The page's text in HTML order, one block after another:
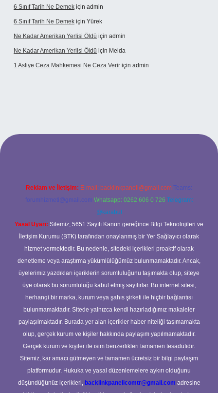
6 Sınıf Tarih Ne Demek için admin
6 Sınıf Tarih Ne Demek için Yürek
Ne Kadar Amerikan Yerlisi Öldü için admin
Ne Kadar Amerikan Yerlisi Öldü için Melda
1 Asliye Ceza Mahkemesi Ne Ceza Verir için admin
Reklam ve İletişim: E-mail: backlinkpaneli@gmail.com Teams:
forumhizmeti@gmail.com Whatsapp: 0262 606 0 726 Telegram:
@karabul
Yasal Uyarı: Sitemiz, 5651 Sayılı Kanun gereğince Bilgi Teknolojileri ve
İletişim Kurumu (BTK) tarafından onaylanmış bir Yer Sağlayıcı olarak
hizmet vermektedir. Bu nedenle, sitedeki içerikleri proaktif olarak
denetleme veya araştırma yükümlülüğümüz bulunmamaktadır. Ancak,
üyelerimiz yazdıkları içeriklerin sorumluluğunu taşımakta olup, siteye
üye olarak bu sorumluluğu kabul etmiş sayılırlar. Bu internet sitesi,
herhangi bir marka, kurum veya şahıs şirketi ile hiçbir bağlantısı
bulunmamaktadır. Sitede yalnızca kendi hazırladığımız makaleler
paylaşılmaktadır. Burada yer alan içerikler haber niteliği taşımamakta
olup, gerçek kurum ve kişiler hakkında paylaşım yapılmamaktadır.
Gerçek kurum ve kişiler ile isim benzerlikleri tamamen tesadüfidir.
Sitemiz, kar amacı gütmeyen ve tamamen ücretsiz bir bilgi paylaşım
platformudur. Hukuka ve yasal düzenlemelere aykırı olduğunu
düşündüğünüz içerikleri, backlinkpanelicomtr@gmail.com adresine